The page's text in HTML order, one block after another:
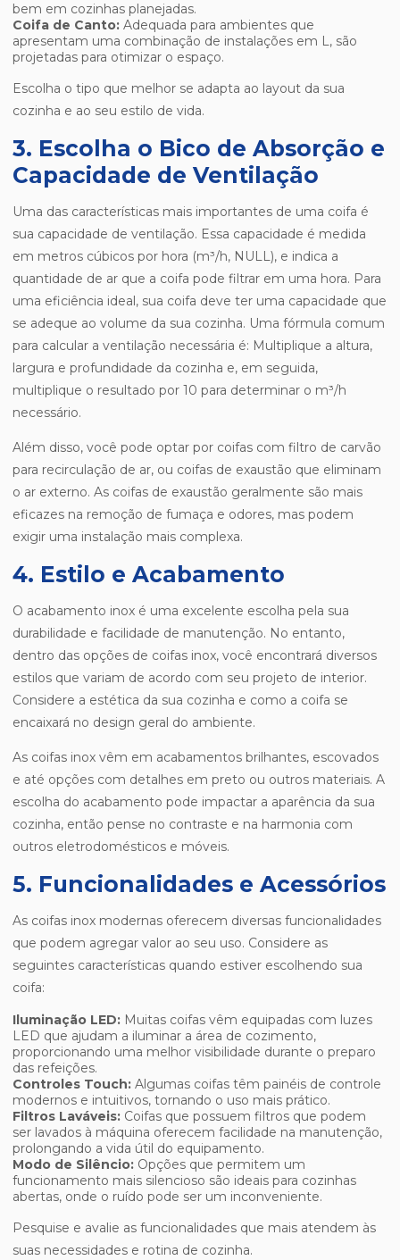
bem em cozinhas planejadas.
Coifa de Canto: Adequada para ambientes que
apresentam uma combinação de instalações em L, são
projetadas para otimizar o espaço.
Escolha o tipo que melhor se adapta ao layout da sua
cozinha e ao seu estilo de vida.
3. Escolha o Bico de Absorção e
Capacidade de Ventilação
Uma das características mais importantes de uma coifa é
sua capacidade de ventilação. Essa capacidade é medida
em metros cúbicos por hora (m³/h, NULL), e indica a
quantidade de ar que a coifa pode filtrar em uma hora. Para
uma eficiência ideal, sua coifa deve ter uma capacidade que
se adeque ao volume da sua cozinha. Uma fórmula comum
para calcular a ventilação necessária é: Multiplique a altura,
largura e profundidade da cozinha e, em seguida,
multiplique o resultado por 10 para determinar o m³/h
necessário.
Além disso, você pode optar por coifas com filtro de carvão
para recirculação de ar, ou coifas de exaustão que eliminam
o ar externo. As coifas de exaustão geralmente são mais
eficazes na remoção de fumaça e odores, mas podem
exigir uma instalação mais complexa.
4. Estilo e Acabamento
O acabamento inox é uma excelente escolha pela sua
durabilidade e facilidade de manutenção. No entanto,
dentro das opções de coifas inox, você encontrará diversos
estilos que variam de acordo com seu projeto de interior.
Considere a estética da sua cozinha e como a coifa se
encaixará no design geral do ambiente.
As coifas inox vêm em acabamentos brilhantes, escovados
e até opções com detalhes em preto ou outros materiais. A
escolha do acabamento pode impactar a aparência da sua
cozinha, então pense no contraste e na harmonia com
outros eletrodomésticos e móveis.
5. Funcionalidades e Acessórios
As coifas inox modernas oferecem diversas funcionalidades
que podem agregar valor ao seu uso. Considere as
seguintes características quando estiver escolhendo sua
coifa:
Iluminação LED: Muitas coifas vêm equipadas com luzes
LED que ajudam a iluminar a área de cozimento,
proporcionando uma melhor visibilidade durante o preparo
das refeições.
Controles Touch: Algumas coifas têm painéis de controle
modernos e intuitivos, tornando o uso mais prático.
Filtros Laváveis: Coifas que possuem filtros que podem
ser lavados à máquina oferecem facilidade na manutenção,
prolongando a vida útil do equipamento.
Modo de Silêncio: Opções que permitem um
funcionamento mais silencioso são ideais para cozinhas
abertas, onde o ruído pode ser um inconveniente.
Pesquise e avalie as funcionalidades que mais atendem às
suas necessidades e rotina de cozinha.